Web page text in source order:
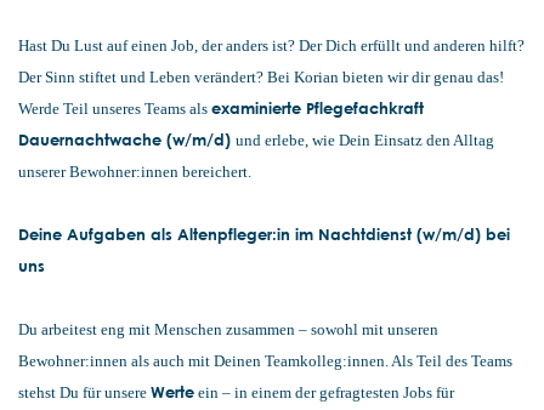
Hast Du Lust auf einen Job, der anders ist? Der Dich erfüllt und anderen hilft?
Der Sinn stiftet und Leben verändert? Bei Korian bieten wir dir genau das!
Werde Teil unseres Teams als examinierte Pflegefachkraft
Dauernachtwache (w/m/d) und erlebe, wie Dein Einsatz den Alltag
unserer Bewohner:innen bereichert.
Deine Aufgaben als Altenpfleger:in im Nachtdienst (w/m/d) bei
uns
Du arbeitest eng mit Menschen zusammen – sowohl mit unseren
Bewohner:innen als auch mit Deinen Teamkolleg:innen. Als Teil des Teams
stehst Du für unsere Werte ein – in einem der gefragtesten Jobs für